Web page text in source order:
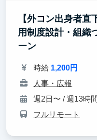
【外コン出身者
用制度設計・組織
ーン
時給 1,200円
人事・広報
週2日〜 / 週13時
フルリモート